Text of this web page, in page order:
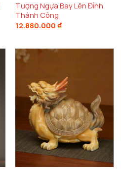
Tượng Ngựa Bay Lên Đỉnh
Thành Công
12.880.000 ₫